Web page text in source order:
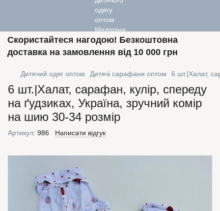
Скористайтеся нагодою! Безкоштовна
доставка на замовлення від 10 000 грн
Дитячий одяг оптом Дитячі сарафани оптом 6 шт.|Халат,
6 шт.|Халат, сарафан, кулір, спереду
на ґудзиках, Україна, зручний комір
на шию 30-34 розмір
Артикул: 986 Написати відгук